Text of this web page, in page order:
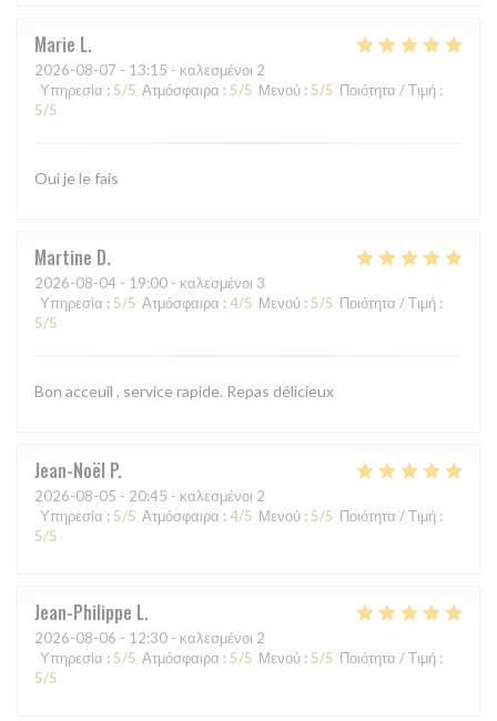
Marie L
2026-08-07 - 13:15 - καλεσμένοι 2
Υπηρεσία : 5/5 Ατμόσφαιρα : 5/5 Μενού : 5/5 Ποιότητα / Τιμή :
5/5
Oui je le fais
Martine D
2026-08-04 - 19:00 - καλεσμένοι 3
Υπηρεσία : 5/5 Ατμόσφαιρα : 4/5 Μενού : 5/5 Ποιότητα / Τιμή :
5/5
Bon acceuil , service rapide. Repas délicieux
Jean-Noël P
2026-08-05 - 20:45 - καλεσμένοι 2
Υπηρεσία : 5/5 Ατμόσφαιρα : 4/5 Μενού : 5/5 Ποιότητα / Τιμή :
5/5
Jean-Philippe L
2026-08-06 - 12:30 - καλεσμένοι 2
Υπηρεσία : 5/5 Ατμόσφαιρα : 5/5 Μενού : 5/5 Ποιότητα / Τιμή :
5/5